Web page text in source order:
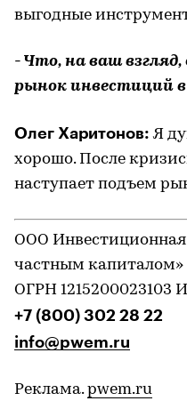
выгодные
- Что, на ваш
рынок инвестиций
Олег Харитонов:Я
хорошо. После
наступает подъем
ООО
частным капиталом»
ОГРН 1215200023103
+7 (800) 302 28 22
info@pwem.ru
Реклама.pwem.ru